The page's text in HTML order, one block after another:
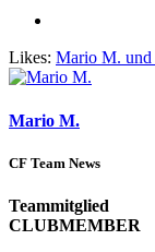
Likes: Mario M. und
Mario M.
CF Team News
Teammitglied
CLUBMEMBER